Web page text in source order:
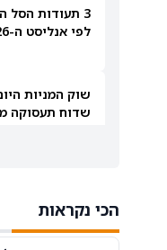
3 תעודות
לפי אנליסט ה-AI – 8/7/2026
שדוח תעסוקה
הכי נקראות